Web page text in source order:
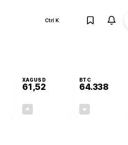
Ctrl K
XAGUSD
61,52
BTC
64.338